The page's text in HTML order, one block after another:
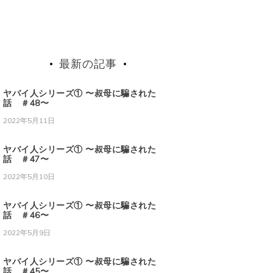
最新の記事
ヤバイ人シリーズ① 〜叔母に騙された
話 ＃48〜
2022年5月11日
ヤバイ人シリーズ① 〜叔母に騙された
話 ＃47〜
2022年5月10日
ヤバイ人シリーズ① 〜叔母に騙された
話 ＃46〜
2022年5月9日
ヤバイ人シリーズ① 〜叔母に騙された